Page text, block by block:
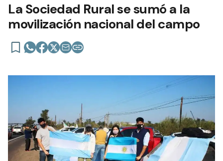
La Sociedad Rural se sumó a la
movilización nacional del campo